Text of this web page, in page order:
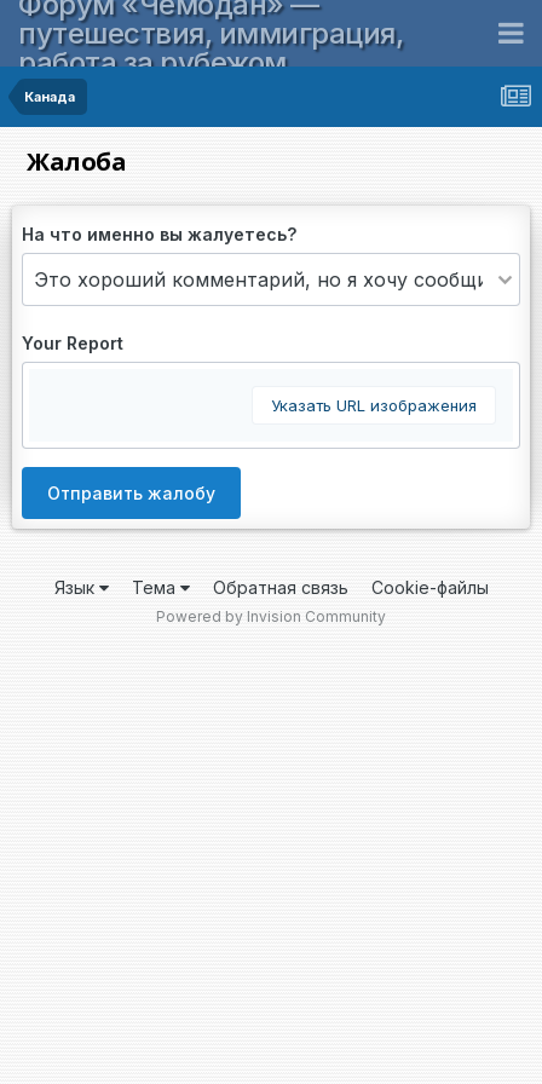
путешествия, иммиграция,
работа за рубежом
Канада
Жалоба
На что именно вы жалуетесь?
Your Report
Указать URL изображения
Отправить жалобу
Язык Тема Обратная связь Cookie-файлы
Powered by Invision Community